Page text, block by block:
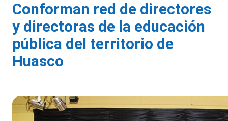
Conforman red de directores
y directoras de la educación
pública del territorio de
Huasco